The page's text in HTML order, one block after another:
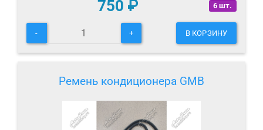
6 шт.
750 ₽
- + В КОРЗИНУ
Ремень кондиционера GMB